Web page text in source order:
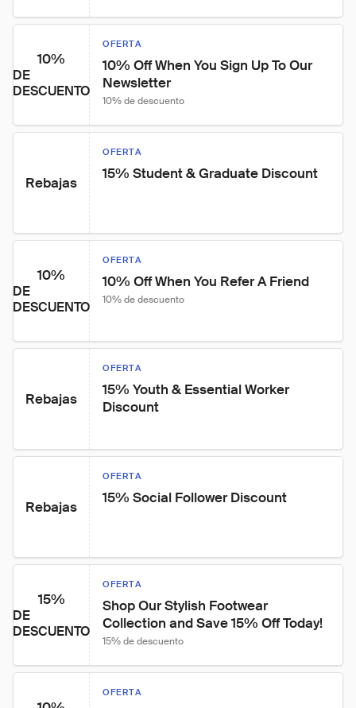
10%
DE
DESCUENTO
OFERTA
10% Off When You Sign Up To Our
Newsletter
10% de descuento
Rebajas
OFERTA
15% Student & Graduate Discount
10%
DE
DESCUENTO
OFERTA
10% Off When You Refer A Friend
10% de descuento
Rebajas
OFERTA
15% Youth & Essential Worker
Discount
Rebajas
OFERTA
15% Social Follower Discount
15%
DE
DESCUENTO
OFERTA
Shop Our Stylish Footwear
Collection and Save 15% Off Today!
15% de descuento
OFERTA